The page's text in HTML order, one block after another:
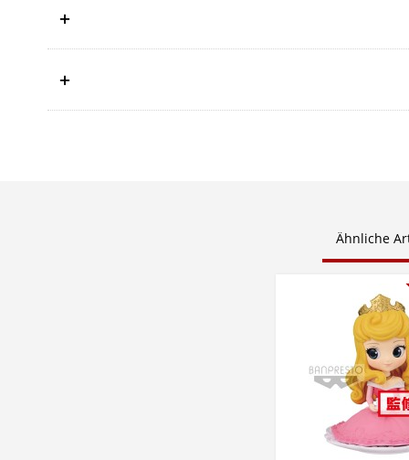
Ähnliche